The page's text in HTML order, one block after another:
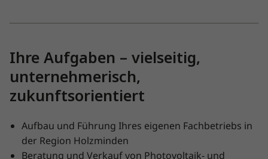
Ihre Aufgaben – vielseitig,
unternehmerisch,
zukunftsorientiert
Aufbau und Führung Ihres eigenen Fachbetriebs in
der Region Holzminden